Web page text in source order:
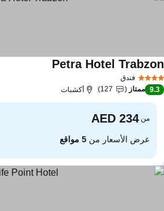
فندق
Petra Hotelمشاهدة الأسعار
9.3 ممتاز 127 أكشبات
من
عرض الأسعار من5 مواقع